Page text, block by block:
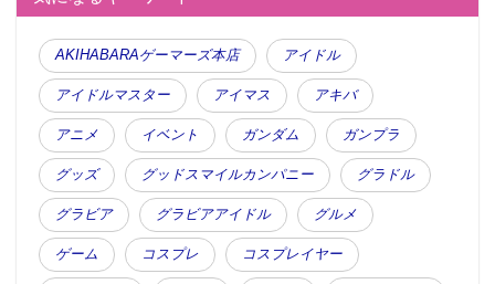
AKIHABARAゲーマーズ本店 アイドル
アイドルマスター アイマス アキバ
アニメ イベント ガンダム ガンプラ
グッズ グッドスマイルカンパニー グラドル
グラビア グラビアアイドル グルメ
ゲーム コスプレ コスプレイヤー